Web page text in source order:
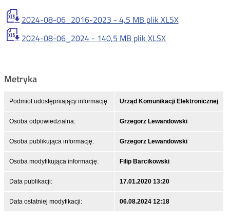
2024-08-06_2016-2023 - 4,5 MB plik XLSX
2024-08-06_2024 - 140,5 MB plik XLSX
Metryka
Podmiot udostępniający informację: Urząd Komunikacji Elektronicznej
Osoba odpowiedzialna: Grzegorz Lewandowski
Osoba publikująca informację: Grzegorz Lewandowski
Osoba modyfikująca informację: Filip Barcikowski
Data publikacji: 17.01.2020 13:20
Data ostatniej modyfikacji: 06.08.2024 12:18